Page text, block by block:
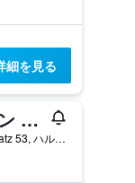
細を見る
ペンション レオポルディーネ
Oberer Marktplatz 53, ハルシュタット, オーバーエスタライヒ州, オーストリア